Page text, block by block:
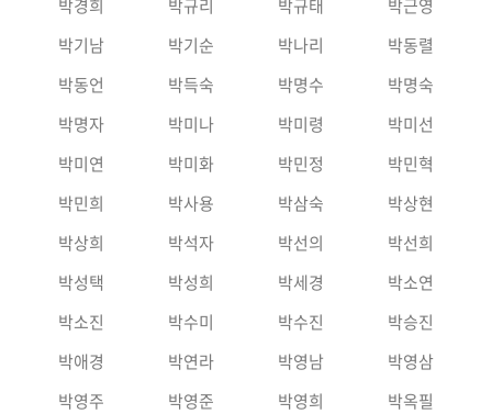
박경희
박규리 박규태
박근영
박기남
박기순 박나리
박동렬
박동언
박득숙 박명수
박명숙
박명자
박미나 박미령
박미선
박미연
박미화 박민정
박민혁
박민희
박사용 박삼숙
박상현
박상희
박석자 박선의
박선희
박성택
박성희 박세경
박소연
박소진
박수미 박수진
박승진
박애경
박연라 박영남
박영삼
박영주
박영준 박영희
박옥필